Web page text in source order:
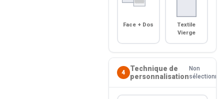
Face + Dos
Textile
Vierge
4
Technique de
personnalisation
Non
sélectionné